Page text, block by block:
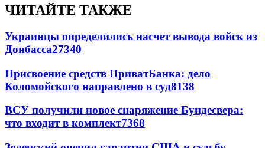
ЧИТАЙТЕ ТАКЖЕ
Украинцы определились насчет вывода войск из
Донбасса27340
Присвоение средств ПриватБанка: дело
Коломойского направлено в суд8138
ВСУ получили новое снаряжение Бундесвера:
что входит в комплект7368